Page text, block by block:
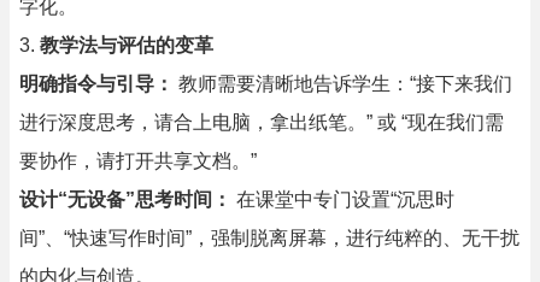
字化。
3. 教学法与评估的变革
明确指令与引导： 教师需要清晰地告诉学生：“接下来我们
进行深度思考，请合上电脑，拿出纸笔。” 或 “现在我们需
要协作，请打开共享文档。”
设计“无设备”思考时间： 在课堂中专门设置“沉思时
间”、“快速写作时间”，强制脱离屏幕，进行纯粹的、无干扰
的内化与创造。